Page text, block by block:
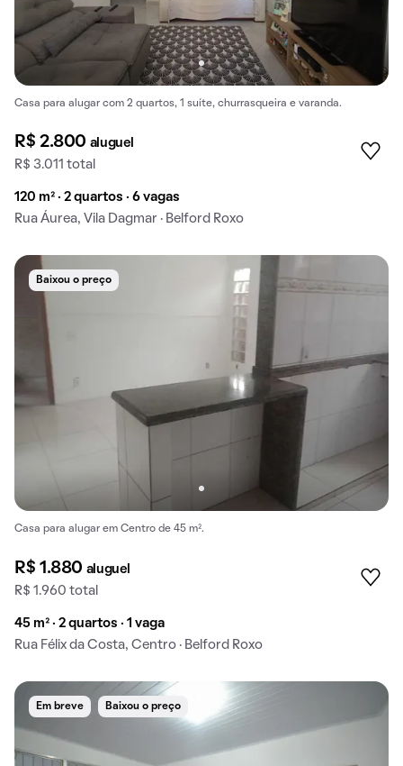
Casa para alugar com 2 quartos, 1 suíte, churrasqueira e varanda.
R$ 2.800 aluguel
R$ 3.011 total
120 m² · 2 quartos · 6 vagas
Rua Áurea, Vila Dagmar · Belford Roxo
Baixou o preço
Casa para alugar em Centro de 45 m².
R$ 1.880 aluguel
R$ 1.960 total
45 m² · 2 quartos · 1 vaga
Rua Félix da Costa, Centro · Belford Roxo
Em breve Baixou o preço